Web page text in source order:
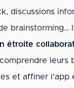
discussions
brainstorming…
étroite
leurs
et affiner l’app